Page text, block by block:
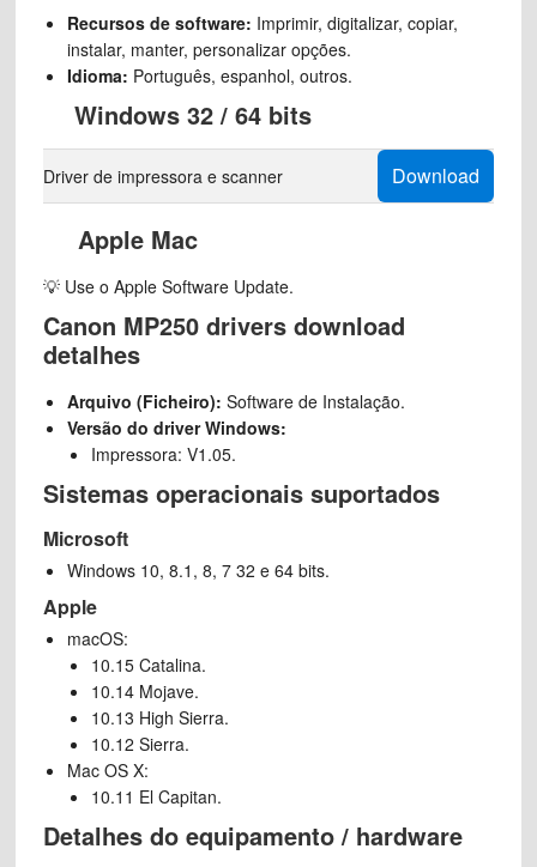
Recursos de software: Imprimir, digitalizar, copiar,
instalar, manter, personalizar opções.
Idioma: Português, espanhol, outros.
Windows 32 / 64 bits
Driver de impressora e scanner Download
Apple Mac
💡 Use o Apple Software Update.
Canon MP250 drivers download
detalhes
Arquivo (Ficheiro): Software de Instalação.
Versão do driver Windows:
Impressora: V1.05.
Sistemas operacionais suportados
Microsoft
Windows 10, 8.1, 8, 7 32 e 64 bits.
Apple
macOS:
10.15 Catalina.
10.14 Mojave.
10.13 High Sierra.
10.12 Sierra.
Mac OS X:
10.11 El Capitan.
Detalhes do equipamento / hardware